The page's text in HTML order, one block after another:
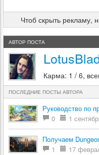
Чтоб скрыть рекламу,
АВТОР ПОСТА
Карма: 1 / 6,
ПОСЛЕДНИЕ ПОСТЫ АВТОРА
Руководство по
0
1
Получаем
1
17